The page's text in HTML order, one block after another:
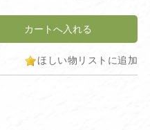
ほしい物リストに追加